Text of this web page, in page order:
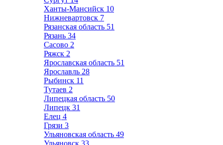
Ханты-Мансийск 10
Нижневартовск 7
Рязанская область 51
Рязань 34
Сасово 2
Ряжск 2
Ярославская область 51
Ярославль 28
Рыбинск 11
Тутаев 2
Липецкая область 50
Липецк 31
Елец 4
Грязи 3
Ульяновская область 49
Ульяновск 33